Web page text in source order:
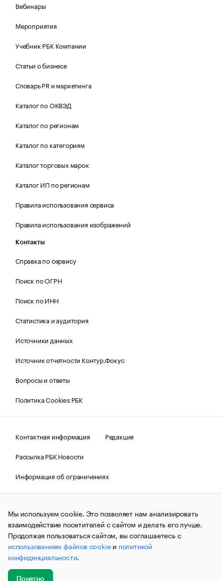
Вебинары
Мероприятия
Учебник РБК Компании
Статьи о бизнесе
Словарь PR и маркетинга
Каталог по ОКВЭД
Каталог по регионам
Каталог по категориям
Каталог торговых марок
Каталог ИП по регионам
Правила использования сервиса
Правила использования изображений
Контакты
Справка по сервису
Поиск по ОГРН
Поиск по ИНН
Статистика и аудитория
Источники данных
Источник отчетности Контур.Фокус
Вопросы и ответы
Политика Cookies РБК
Контактная информация
Редакция
Рассылка РБК Новости
Информация об ограничениях
Правовая информация
О соблюдении авторских прав
© АО «РОСБИЗНЕСКОНСАЛТИНГ»,1995–2026.Сообщения
и материалы информационного агентства «РБК»
(зарегистрировано Федеральной службой по надзору в сфере
связи, информационных технологий и массовых
коммуникаций (Роскомнадзор) 09.12.2015 за номером ИА
№ФС77-63848) сопровождаются пометкой «РБК». Отдельные
публикации могут содержать информацию,
не предназначенную для пользователей
до 18 лет.
Мы используем cookie. Это позволяет нам анализировать
взаимодействие посетителей с сайтом и делать его лучше.
Продолжая пользоваться сайтом, вы соглашаетесь с
использованием файлов cookieи политикой
конфиденциальности.
Понятно